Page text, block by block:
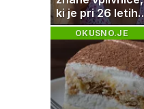
ki je pri 26 letih
izgubila boj z
boleznijo
OKUSNO.JE